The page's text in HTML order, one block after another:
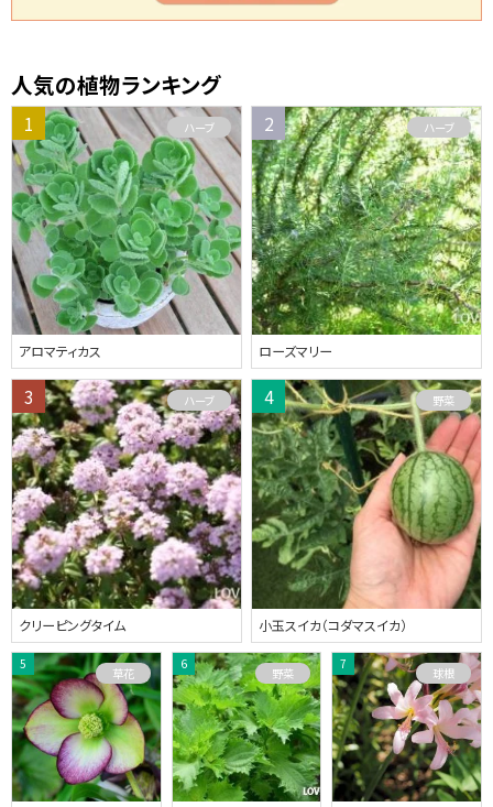
人気の植物ランキング
アロマティカス
ハーブ
ローズマリー
ハーブ
クリーピングタイム
ハーブ
小玉スイカ（コダマスイカ）
野菜
草花 野菜 球根